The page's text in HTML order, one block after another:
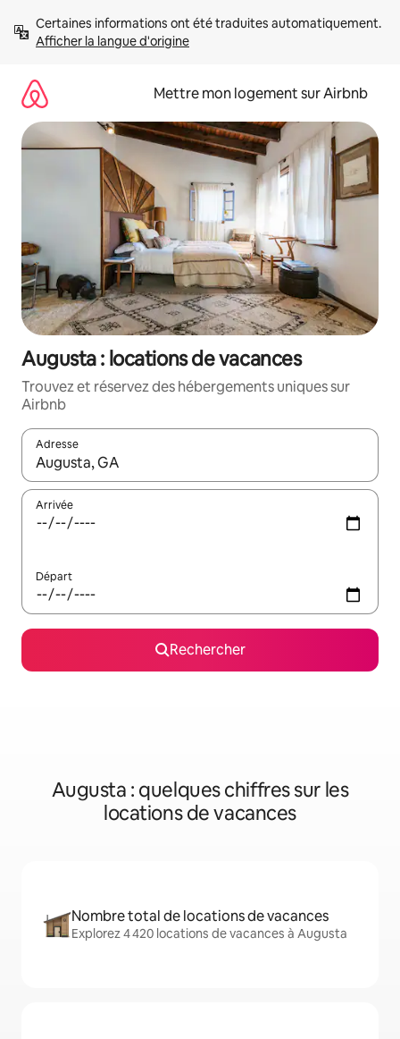
directement
Afficher la langue d'origine
Mettre mon logement sur Airbnb
Augusta : locations de vacances
Trouvez et réservez des hébergements uniques sur
Airbnb
Adresse
Lorsque les résultats s'affichent, utilisez les flèches vers le
Arrivée
Départ
Rechercher
Augusta : quelques chiffres sur les
locations de vacances
Nombre total de locations de vacances
Explorez 4 420 locations de vacances à Augusta